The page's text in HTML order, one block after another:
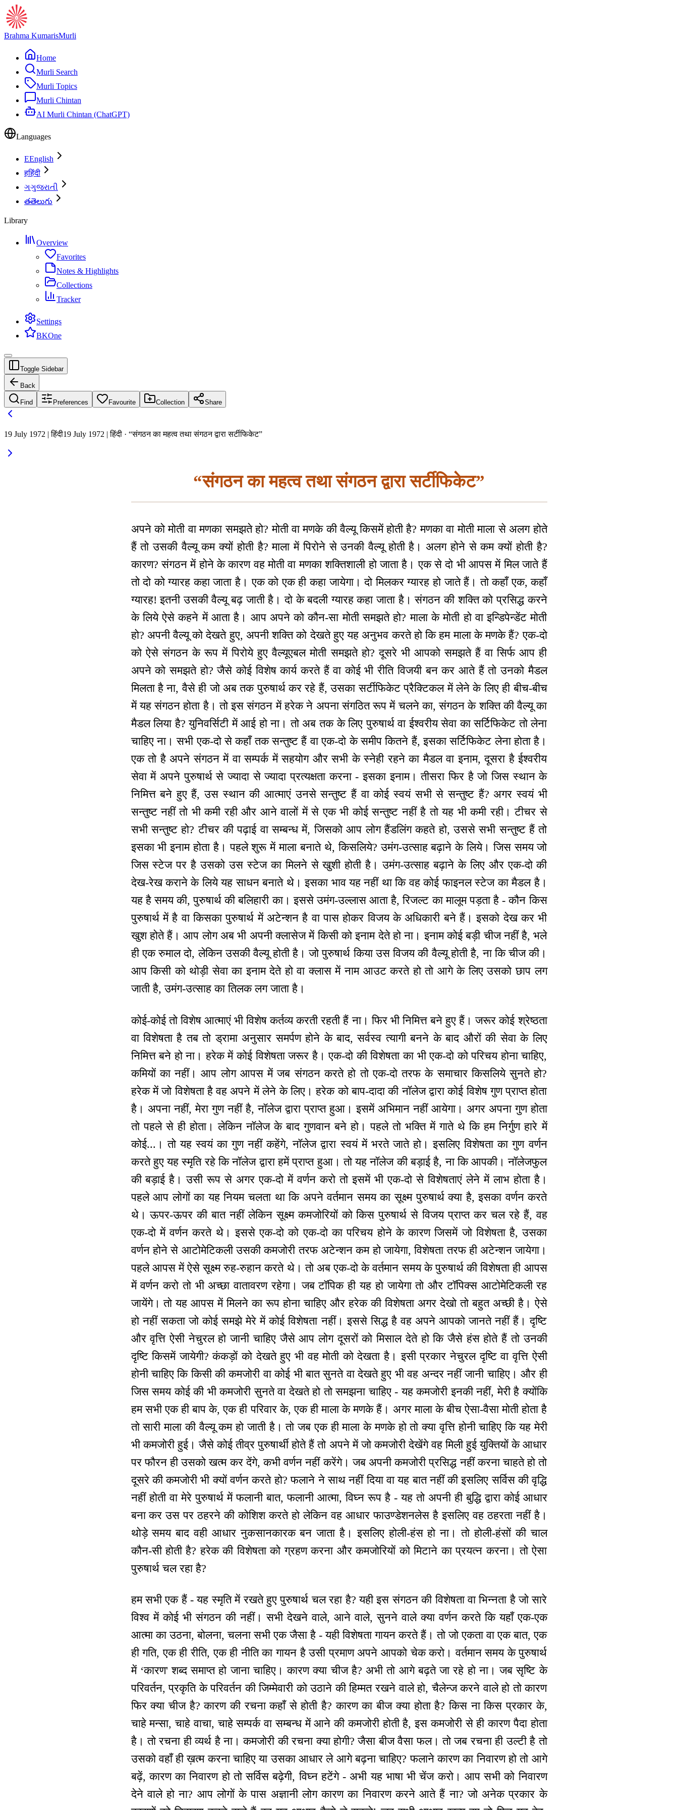
Brahma KumarisMurli
Home
Murli Search
Murli Topics
Murli Chintan
AI Murli Chintan (ChatGPT)
Languages
EEnglish
हहिंदी
ગગુજરાતી
తతెలుగు
Library
Overview
Favorites
Notes & Highlights
Collections
Tracker
Settings
BKOne
Toggle Sidebar
Back
Find Preferences Favourite Collection Share
19 July 1972 | हिंदी19 July 1972 | हिंदी · “संगठन का महत्व तथा संगठन द्वारा सर्टीफिकेट”
“संगठन का महत्व तथा संगठन द्वारा सर्टीफिकेट”
अपने को मोती वा मणका समझते हो? मोती वा मणके की वैल्यू किसमें होती है? मणका वा मोती माला से अलग होते
हैं तो उसकी वैल्यू कम क्यों होती है? माला में पिरोने से उनकी वैल्यू होती है। अलग होने से कम क्यों होती है?
कारण? संगठन में होने के कारण वह मोती वा मणका शक्तिशाली हो जाता है। एक से दो भी आपस में मिल जाते हैं
तो दो को ग्यारह कहा जाता है। एक को एक ही कहा जायेगा। दो मिलकर ग्यारह हो जाते हैं। तो कहाँ एक, कहाँ
ग्यारह! इतनी उसकी वैल्यू बढ़ जाती है। दो के बदली ग्यारह कहा जाता है। संगठन की शक्ति को प्रसिद्ध करने
के लिये ऐसे कहने में आता है। आप अपने को कौन-सा मोती समझते हो? माला के मोती हो वा इन्डिपेन्डेंट मोती
हो? अपनी वैल्यू को देखते हुए, अपनी शक्ति को देखते हुए यह अनुभव करते हो कि हम माला के मणके हैं? एक-दो
को ऐसे संगठन के रूप में पिरोये हुए वैल्यूएबल मोती समझते हो? दूसरे भी आपको समझते हैं वा सिर्फ आप ही
अपने को समझते हो? जैसे कोई विशेष कार्य करते हैं वा कोई भी रीति विजयी बन कर आते हैं तो उनको मैडल
मिलता है ना, वैसे ही जो अब तक पुरुषार्थ कर रहे हैं, उसका सर्टीफिकेट प्रैक्टिकल में लेने के लिए ही बीच-बीच
में यह संगठन होता है। तो इस संगठन में हरेक ने अपना संगठित रूप में चलने का, संगठन के शक्ति की वैल्यू का
मैडल लिया है? युनिवर्सिटी में आई हो ना। तो अब तक के लिए पुरुषार्थ वा ईश्वरीय सेवा का सर्टिफिकेट तो लेना
चाहिए ना। सभी एक-दो से कहाँ तक सन्तुष्ट हैं वा एक-दो के समीप कितने हैं, इसका सर्टिफिकेट लेना होता है।
एक तो है अपने संगठन में वा सम्पर्क में सहयोग और सभी के स्नेही रहने का मैडल वा इनाम, दूसरा है ईश्वरीय
सेवा में अपने पुरुषार्थ से ज्यादा से ज्यादा प्रत्यक्षता करना - इसका इनाम। तीसरा फिर है जो जिस स्थान के
निमित्त बने हुए हैं, उस स्थान की आत्माएं उनसे सन्तुष्ट हैं वा कोई स्वयं सभी से सन्तुष्ट हैं? अगर स्वयं भी
सन्तुष्ट नहीं तो भी कमी रही और आने वालों में से एक भी कोई सन्तुष्ट नहीं है तो यह भी कमी रही। टीचर से
सभी सन्तुष्ट हो? टीचर की पढ़ाई वा सम्बन्ध में, जिसको आप लोग हैंडलिंग कहते हो, उससे सभी सन्तुष्ट हैं तो
इसका भी इनाम होता है। पहले शुरू में माला बनाते थे, किसलिये? उमंग-उत्साह बढ़ाने के लिये। जिस समय जो
जिस स्टेज पर है उसको उस स्टेज का मिलने से खुशी होती है। उमंग-उत्साह बढ़ाने के लिए और एक-दो की
देख-रेख कराने के लिये यह साधन बनाते थे। इसका भाव यह नहीं था कि वह कोई फाइनल स्टेज का मैडल है।
यह है समय की, पुरुषार्थ की बलिहारी का। इससे उमंग-उल्लास आता है, रिजल्ट का मालूम पड़ता है - कौन किस
पुरुषार्थ में है वा किसका पुरुषार्थ में अटेन्शन है वा पास होकर विजय के अधिकारी बने हैं। इसको देख कर भी
खुश होते हैं। आप लोग अब भी अपनी क्लासेज में किसी को इनाम देते हो ना। इनाम कोई बड़ी चीज नहीं है, भले
ही एक रुमाल दो, लेकिन उसकी वैल्यू होती है। जो पुरुषार्थ किया उस विजय की वैल्यू होती है, ना कि चीज की।
आप किसी को थोड़ी सेवा का इनाम देते हो वा क्लास में नाम आउट करते हो तो आगे के लिए उसको छाप लग
जाती है, उमंग-उत्साह का तिलक लग जाता है।
कोई-कोई तो विशेष आत्माएं भी विशेष कर्तव्य करती रहती हैं ना। फिर भी निमित्त बने हुए हैं। जरूर कोई श्रेष्ठता
वा विशेषता है तब तो ड्रामा अनुसार समर्पण होने के बाद, सर्वस्व त्यागी बनने के बाद औरों की सेवा के लिए
निमित्त बने हो ना। हरेक में कोई विशेषता जरूर है। एक-दो की विशेषता का भी एक-दो को परिचय होना चाहिए,
कमियों का नहीं। आप लोग आपस में जब संगठन करते हो तो एक-दो तरफ के समाचार किसलिये सुनते हो?
हरेक में जो विशेषता है वह अपने में लेने के लिए। हरेक को बाप-दादा की नॉलेज द्वारा कोई विशेष गुण प्राप्त होता
है। अपना नहीं, मेरा गुण नहीं है, नॉलेज द्वारा प्राप्त हुआ। इसमें अभिमान नहीं आयेगा। अगर अपना गुण होता
तो पहले से ही होता। लेकिन नॉलेज के बाद गुणवान बने हो। पहले तो भक्ति में गाते थे कि हम निर्गुण हारे में
कोई...। तो यह स्वयं का गुण नहीं कहेंगे, नॉलेज द्वारा स्वयं में भरते जाते हो। इसलिए विशेषता का गुण वर्णन
करते हुए यह स्मृति रहे कि नॉलेज द्वारा हमें प्राप्त हुआ। तो यह नॉलेज की बड़ाई है, ना कि आपकी। नॉलेजफुल
की बड़ाई है। उसी रूप से अगर एक-दो में वर्णन करो तो इसमें भी एक-दो से विशेषताएं लेने में लाभ होता है।
पहले आप लोगों का यह नियम चलता था कि अपने वर्तमान समय का सूक्ष्म पुरुषार्थ क्या है, इसका वर्णन करते
थे। ऊपर-ऊपर की बात नहीं लेकिन सूक्ष्म कमजोरियों को किस पुरुषार्थ से विजय प्राप्त कर चल रहे हैं, वह
एक-दो में वर्णन करते थे। इससे एक-दो को एक-दो का परिचय होने के कारण जिसमें जो विशेषता है, उसका
वर्णन होने से आटोमेटिकली उसकी कमजोरी तरफ अटेन्शन कम हो जायेगा, विशेषता तरफ ही अटेन्शन जायेगा।
पहले आपस में ऐसे सूक्ष्म रुह-रुहान करते थे। तो अब एक-दो के वर्तमान समय के पुरुषार्थ की विशेषता ही आपस
में वर्णन करो तो भी अच्छा वातावरण रहेगा। जब टॉपिक ही यह हो जायेगा तो और टॉपिक्स आटोमेटिकली रह
जायेंगे। तो यह आपस में मिलने का रूप होना चाहिए और हरेक की विशेषता अगर देखो तो बहुत अच्छी है। ऐसे
हो नहीं सकता जो कोई समझे मेरे में कोई विशेषता नहीं। इससे सिद्ध है वह अपने आपको जानते नहीं हैं। दृष्टि
और वृत्ति ऐसी नेचुरल हो जानी चाहिए जैसे आप लोग दूसरों को मिसाल देते हो कि जैसे हंस होते हैं तो उनकी
दृष्टि किसमें जायेगी? कंकड़ों को देखते हुए भी वह मोती को देखता है। इसी प्रकार नेचुरल दृष्टि वा वृत्ति ऐसी
होनी चाहिए कि किसी की कमजोरी वा कोई भी बात सुनते वा देखते हुए भी वह अन्दर नहीं जानी चाहिए। और ही
जिस समय कोई की भी कमजोरी सुनते वा देखते हो तो समझना चाहिए - यह कमजोरी इनकी नहीं, मेरी है क्योंकि
हम सभी एक ही बाप के, एक ही परिवार के, एक ही माला के मणके हैं। अगर माला के बीच ऐसा-वैसा मोती होता है
तो सारी माला की वैल्यू कम हो जाती है। तो जब एक ही माला के मणके हो तो क्या वृत्ति होनी चाहिए कि यह मेरी
भी कमजोरी हुई। जैसे कोई तीव्र पुरुषार्थी होते हैं तो अपने में जो कमजोरी देखेंगे वह मिली हुई युक्तियों के आधार
पर फौरन ही उसको खत्म कर देंगे, कभी वर्णन नहीं करेंगे। जब अपनी कमजोरी प्रसिद्ध नहीं करना चाहते हो तो
दूसरे की कमजोरी भी क्यों वर्णन करते हो? फलाने ने साथ नहीं दिया वा यह बात नहीं की इसलिए सर्विस की वृद्धि
नहीं होती वा मेरे पुरुषार्थ में फलानी बात, फलानी आत्मा, विघ्न रूप है - यह तो अपनी ही बुद्धि द्वारा कोई आधार
बना कर उस पर ठहरने की कोशिश करते हो लेकिन वह आधार फाउण्डेशनलेस है इसलिए वह ठहरता नहीं है।
थोड़े समय बाद वही आधार नुकसानकारक बन जाता है। इसलिए होली-हंस हो ना। तो होली-हंसों की चाल
कौन-सी होती है? हरेक की विशेषता को ग्रहण करना और कमजोरियों को मिटाने का प्रयत्न करना। तो ऐसा
पुरुषार्थ चल रहा है?
हम सभी एक हैं - यह स्मृति में रखते हुए पुरुषार्थ चल रहा है? यही इस संगठन की विशेषता वा भिन्नता है जो सारे
विश्व में कोई भी संगठन की नहीं। सभी देखने वाले, आने वाले, सुनने वाले क्या वर्णन करते कि यहाँ एक-एक
आत्मा का उठना, बोलना, चलना सभी एक जैसा है - यही विशेषता गायन करते हैं। तो जो एकता वा एक बात, एक
ही गति, एक ही रीति, एक ही नीति का गायन है उसी प्रमाण अपने आपको चेक करो। वर्तमान समय के पुरुषार्थ
में ‘कारण' शब्द समाप्त हो जाना चाहिए। कारण क्या चीज है? अभी तो आगे बढ़ते जा रहे हो ना। जब सृष्टि के
परिवर्तन, प्रकृति के परिवर्तन की जिम्मेवारी को उठाने की हिम्मत रखने वाले हो, चैलेन्ज करने वाले हो तो कारण
फिर क्या चीज है? कारण की रचना कहाँ से होती है? कारण का बीज क्या होता है? किस ना किस प्रकार के,
चाहे मन्सा, चाहे वाचा, चाहे सम्पर्क वा सम्बन्ध में आने की कमजोरी होती है, इस कमजोरी से ही कारण पैदा होता
है। तो रचना ही व्यर्थ है ना। कमजोरी की रचना क्या होगी? जैसा बीज वैसा फल। तो जब रचना ही उल्टी है तो
उसको वहाँ ही ख़त्म करना चाहिए या उसका आधार ले आगे बढ़ना चाहिए? फलाने कारण का निवारण हो तो आगे
बढ़ें, कारण का निवारण हो तो सर्विस बढ़ेगी, विघ्न हटेंगे - अभी यह भाषा भी चेंज करो। आप सभी को निवारण
देने वाले हो ना? आप लोगों के पास अज्ञानी लोग कारण का निवारण करने आते हैं ना? जो अनेक प्रकार के